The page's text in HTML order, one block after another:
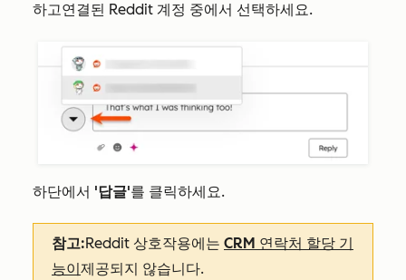
하고연결된 Reddit 계정 중에서 선택하세요.
하단에서 '답글'를 클릭하세요.
참고:Reddit 상호작용에는 CRM 연락처 할당 기
능이제공되지 않습니다.